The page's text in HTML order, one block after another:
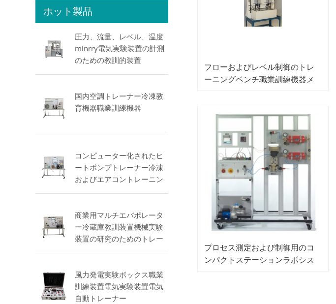
ホット製品
圧力、流量、レベル、温度
minrry電気実験装置の計測
のための教訓的装置
国内空調トレーナー冷凍教
育機器職業訓練機器
コンピューター化されたヒ
ートポンプトレーナー冷凍
およびエアコントレーニン
グ実験装置
商業用マルチエバポレータ
ー冷蔵庫教訓装置機械実験
装置の研究のためのトレー
ナー
風力発電実験ボックス職業
訓練装置電気実験装置電気
自動トレーナー
フローおよびレベル制御のトレ
ーニングベンチ職業訓練機器メ
プロセス測定および制御用のコ
ンパクトステーションラボシス